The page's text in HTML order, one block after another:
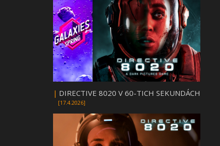
| DIRECTIVE 8020 V 60-TICH SEKUNDÁCH
[17.4.2026]